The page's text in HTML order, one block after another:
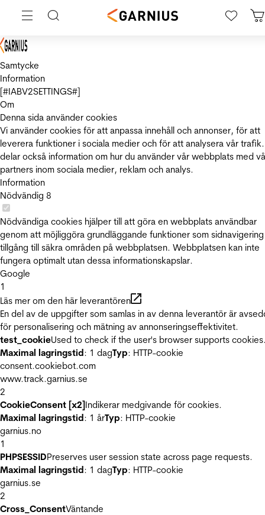
Samtycke
Information
[#IABV2SETTINGS#]
Om
Denna sida använder cookies
Vi använder cookies för att anpassa innehåll och annonser, för att
leverera funktioner i sociala medier och för att analysera vår
delar också information om hur du använder vår webbplats med
partners inom sociala medier, reklam och analys.
Information
Nödvändig 8
Nödvändiga cookies hjälper till att göra en webbplats användbar
genom att möjliggöra grundläggande funktioner som
tillgång till säkra områden på webbplatsen. Webbplatsen kan inte
fungera optimalt utan dessa informationskapslar.
Google
1
Läs mer om den här leverantören
En del av de uppgifter som samlas in av denna leverantör är
för personalisering och mätning av annonseringseffektivitet.
test_cookieUsed to check if the user's browser supports
Maximal lagringstid: 1 dagTyp: HTTP-cookie
consent.cookiebot.com
www.track.garnius.se
2
CookieConsent [x2]Indikerar medgivande för cookies.
Maximal lagringstid: 1 årTyp: HTTP-cookie
garnius.no
1
PHPSESSIDPreserves user session state across page requests.
Maximal lagringstid: 1 dagTyp: HTTP-cookie
garnius.se
2
Cross_ConsentVäntande